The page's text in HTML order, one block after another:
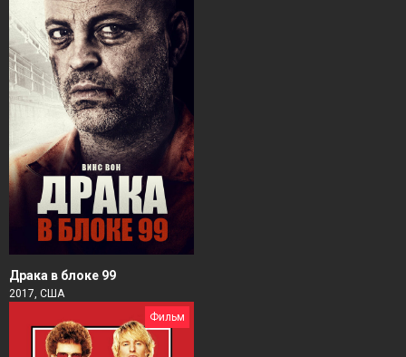
Драка в блоке 99
2017, США
Фильм